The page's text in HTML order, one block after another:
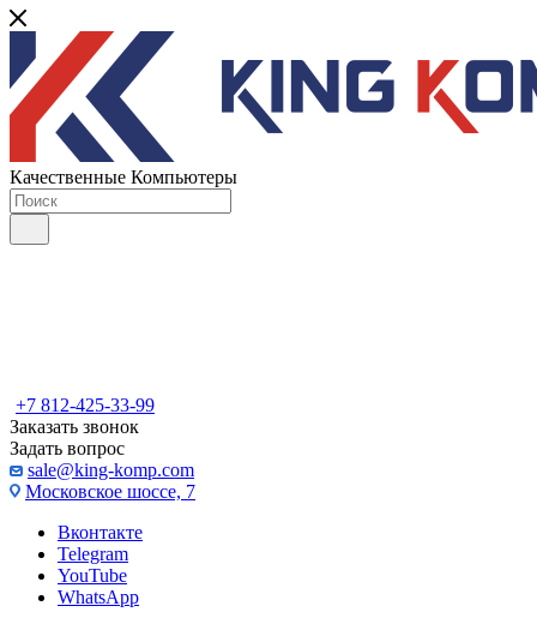
Качественные Компьютеры
+7 812-425-33-99
Заказать звонок
Задать вопрос
sale@king-komp.com
Московское шоссе, 7
Вконтакте
Telegram
YouTube
WhatsApp